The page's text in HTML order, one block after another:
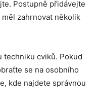
Postupně přidávejte
zahrnovat několik
techniku cviků. Pokud
se na osobního
kde najdete správnou